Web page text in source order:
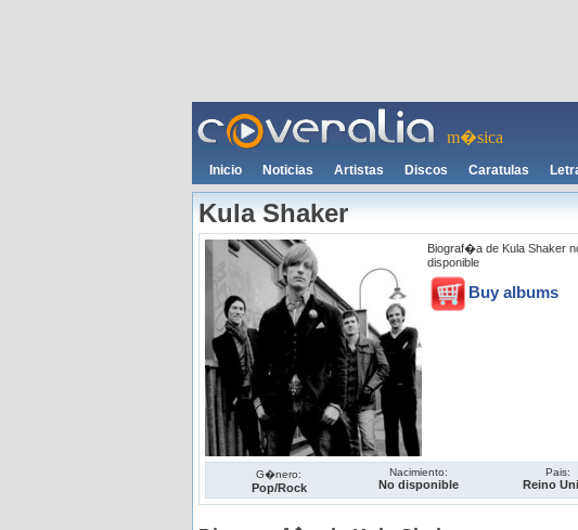
m�sica
Inicio Noticias Artistas Discos Caratulas
Kula Shaker
Biograf�a de Kula Shaker
disponible
Buy albums
G�nero:
Pop/Rock
Nacimiento:
No disponible
Pais:
Reino